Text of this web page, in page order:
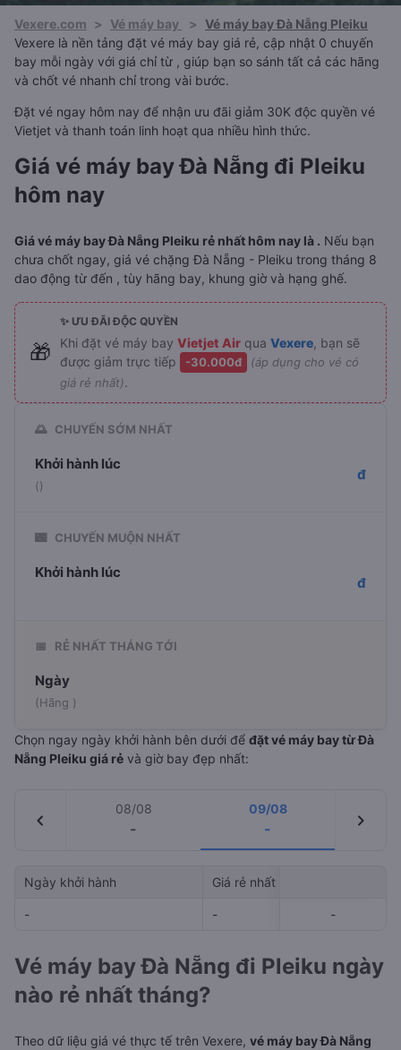
Vexere.com > Vé máy bay > Vé máy bay Đà Nẵng Pleiku
Vexere là nền tảng đặt vé máy bay giá rẻ, cập nhật 0 chuyến
bay mỗi ngày với giá chỉ từ , giúp bạn so sánh tất cả các hãng
và chốt vé nhanh chỉ trong vài bước.
Đặt vé ngay hôm nay để nhận ưu đãi giảm 30K độc quyền vé
Vietjet và thanh toán linh hoạt qua nhiều hình thức.
Giá vé máy bay Đà Nẵng đi Pleiku
hôm nay
Giá vé máy bay Đà Nẵng Pleiku rẻ nhất hôm nay là . Nếu bạn
chưa chốt ngay, giá vé chặng Đà Nẵng - Pleiku trong tháng 8
dao động từ đến , tùy hãng bay, khung giờ và hạng ghế.
🎁
✨ ƯU ĐÃI ĐỘC QUYỀN
Khi đặt vé máy bay Vietjet Air qua Vexere , bạn sẽ
được giảm trực tiếp
-30.000đ
(áp dụng cho vé có
giá rẻ nhất).
🌅 CHUYẾN SỚM NHẤT
Khởi hành lúc
()
đ
🌃 CHUYẾN MUỘN NHẤT
Khởi hành lúc
đ
📅 RẺ NHẤT THÁNG TỚI
Ngày
(Hãng )
Chọn ngay ngày khởi hành bên dưới để đặt vé máy bay từ Đà
Nẵng Pleiku giá rẻ và giờ bay đẹp nhất:
chevron_left
08/08
-
09/08
- chevron_right
Ngày khởi hành Giá rẻ nhất
- - -
-
Vé máy bay Đà Nẵng đi Pleiku ngày
nào rẻ nhất tháng?
Theo dữ liệu giá vé thực tế trên Vexere, vé máy bay Đà Nẵng